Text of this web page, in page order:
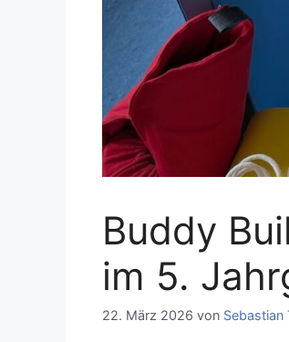
Buddy
im 5.
22. März 2026 von Sebastian